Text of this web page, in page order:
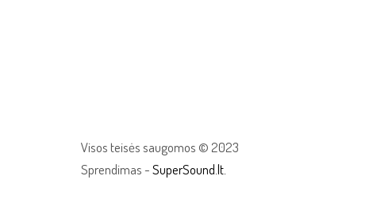
Visos teisės saugomos © 2023
Sprendimas -SuperSound.lt.